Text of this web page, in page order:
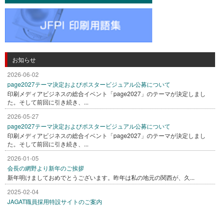
お知らせ
2026-06-02
page2027テーマ決定およびポスタービジュアル公募について
印刷メディアビジネスの総合イベント「page2027」のテーマが決定しまし
た。そして前回に引き続き、...
2026-05-27
page2027テーマ決定およびポスタービジュアル公募について
印刷メディアビジネスの総合イベント「page2027」のテーマが決定しまし
た。そして前回に引き続き、...
2026-01-05
会長の網野より新年のご挨拶
新年明けましておめでとうございます。昨年は私の地元の関西が、久...
2025-02-04
JAGAT職員採用特設サイトのご案内